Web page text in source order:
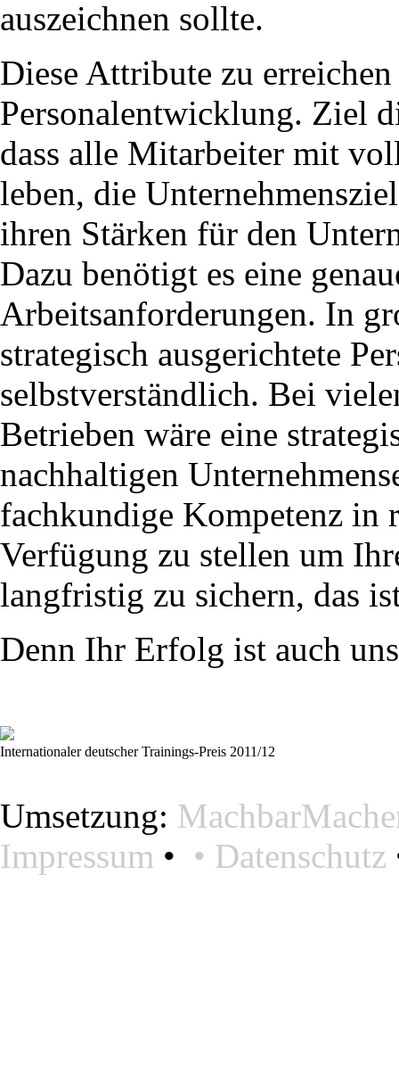
auszeichnen sollte.
Diese Attribute zu
Personalentwicklung. Ziel
dass alle Mitarbeiter mit
leben, die
ihren Stärken für den
Dazu benötigt es eine
Arbeitsanforderungen. In
strategisch ausgerichtete
selbstverständlich. Bei
Betrieben wäre eine
nachhaltigen
fachkundige Kompetenz in
Verfügung zu stellen um
langfristig zu sichern, das
Denn Ihr Erfolg ist auch
Internationaler deutscher Trainings-Preis 2011/12
Umsetzung:
Impressum • • Datenschutz